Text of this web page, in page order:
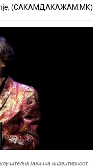
(САКАМДАКАЖАМ.МК)
јазична инвентивност,